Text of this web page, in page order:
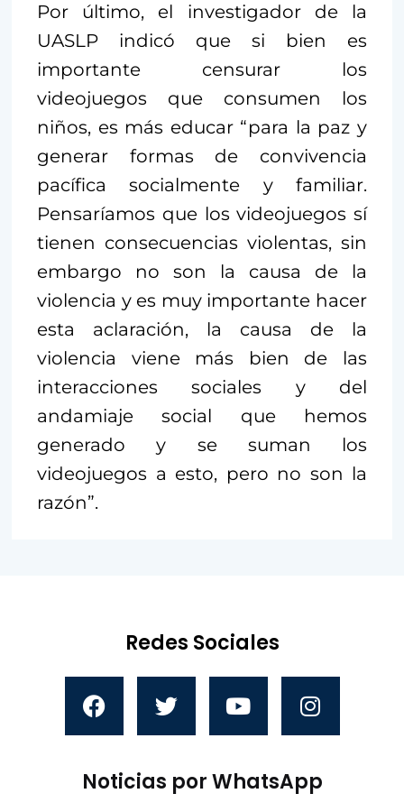
Por último, el investigador de la
UASLP indicó que si bien es
importante censurar los
videojuegos que consumen los
niños, es más educar “para la paz y
generar formas de convivencia
pacífica socialmente y familiar.
Pensaríamos que los videojuegos sí
tienen consecuencias violentas, sin
embargo no son la causa de la
violencia y es muy importante hacer
esta aclaración, la causa de la
violencia viene más bien de las
interacciones sociales y del
andamiaje social que hemos
generado y se suman los
videojuegos a esto, pero no son la
razón”.
Redes Sociales
Noticias por WhatsApp